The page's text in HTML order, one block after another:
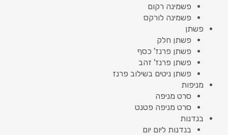
פשמינה רקום
פשמינה לורקס
פשתן
פשתן חלק
פשתן פרנז' כסף
פשתן פרנז' זהב
פשתן ניטים בשילוב פרנז
מניפות
סרט מניפה
סרט מניפה פטנט
בנדנות
בנדנות ליום יום